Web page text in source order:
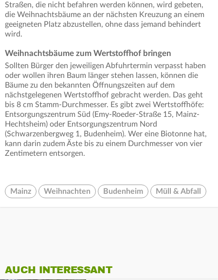
Straßen, die nicht befahren werden können, wird gebeten,
die Weihnachtsbäume an der nächsten Kreuzung an einem
geeigneten Platz abzustellen, ohne dass jemand behindert
wird.
Weihnachtsbäume zum Wertstoffhof bringen
Sollten Bürger den jeweiligen Abfuhrtermin verpasst haben
oder wollen ihren Baum länger stehen lassen, können die
Bäume zu den bekannten Öffnungszeiten auf dem
nächstgelegenen Wertstoffhof gebracht werden. Das geht
bis 8 cm Stamm-Durchmesser. Es gibt zwei Wertstoffhöfe:
Entsorgungszentrum Süd (Emy-Roeder-Straße 15, Mainz-
Hechtsheim) oder Entsorgungszentrum Nord
(Schwarzenbergweg 1, Budenheim). Wer eine Biotonne hat,
kann darin zudem Äste bis zu einem Durchmesser von vier
Zentimetern entsorgen.
Mainz Weihnachten Budenheim Müll & Abfall
AUCH INTERESSANT